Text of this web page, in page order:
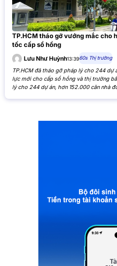
TP.HCM tháo gỡ vướng mắc cho
tốc cấp sổ hồng
Lưu Như Huỳnh13:3960s Thị trường
TP.HCM đã tháo gỡ pháp lý cho 244 dự
lực mới cho cấp sổ hồng và thị trường
lý cho 244 dự án, hơn 152.000 căn nhà